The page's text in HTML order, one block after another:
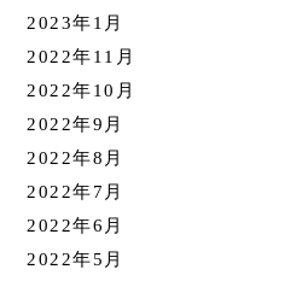
2023年1月
2022年11月
2022年10月
2022年9月
2022年8月
2022年7月
2022年6月
2022年5月